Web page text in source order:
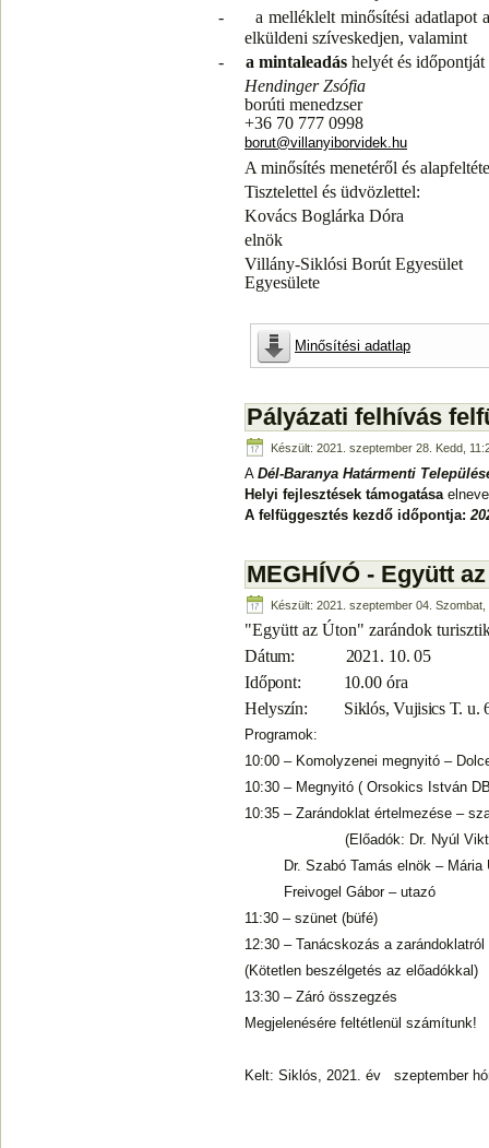
-
a melléklelt minősítési adatlapot
elküldeni szíveskedjen, valamint
-
a mintaleadás helyét és időpontját
Hendinger Zsófia
borúti menedzser
+36 70 777 0998
borut@villanyiborvidek.hu
A minősítés menetéről és
Tisztelettel és üdvözlettel:
Kovács Boglárka Dóra
elnök
Villány-Siklósi Borút Egyesület
Egyesülete
Minősítési adatlap
Pályázati felhívás
Készült: 2021. szeptember 28. Kedd,
A Dél-Baranya Határmenti
Helyi fejlesztések támogatása
A felfüggesztés kezdő időpontja:
MEGHÍVÓ - Együtt
Készült: 2021. szeptember 04. Szombat,
"Együtt az Úton" zarándok
Dátum:
2021. 10. 05
Időpont:
10.00 óra
Helyszín:
Siklós, Vujisics T. u.
Programok:
10:00 – Komolyzenei megnyitó –
10:30 – Megnyitó ( Orsokics István
10:35 – Zarándoklat értelmezése –
(Előadók: Dr. Nyúl
Dr. Szabó Tamás elnök – Mária
Freivogel Gábor – utazó
11:30 – szünet (büfé)
12:30 – Tanácskozás a zarándoklatról
(Kötetlen beszélgetés az előadókkal)
13:30 – Záró összegzés
Megjelenésére feltétlenül számítunk!
Kelt: Siklós, 2021. év szeptember